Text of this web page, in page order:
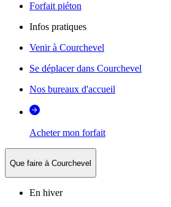
Forfait piéton
Infos pratiques
Venir à Courchevel
Se déplacer dans Courchevel
Nos bureaux d'accueil
Acheter mon forfait
Que faire à Courchevel
En hiver